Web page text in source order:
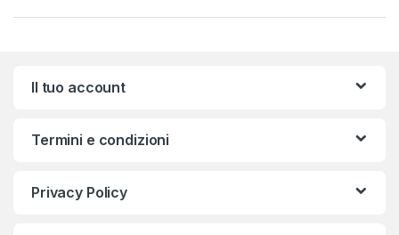
Il tuo account
Termini e condizioni
Privacy Policy